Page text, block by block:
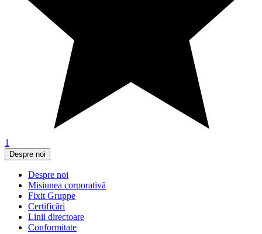
1
Despre noi
Despre noi
Misiunea corporativă
Fixit Gruppe
Certificări
Linii directoare
Conformitate